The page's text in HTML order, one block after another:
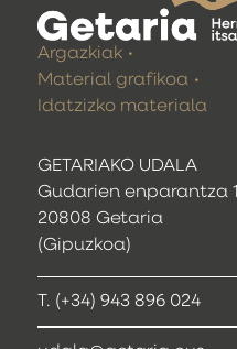
GETARIAKO UDALA
Gudarien enparantza 1
20808 Getaria
(Gipuzkoa)
T. (+34) 943 896 024
Argazkiak
Material grafikoa
Idatzizko materiala